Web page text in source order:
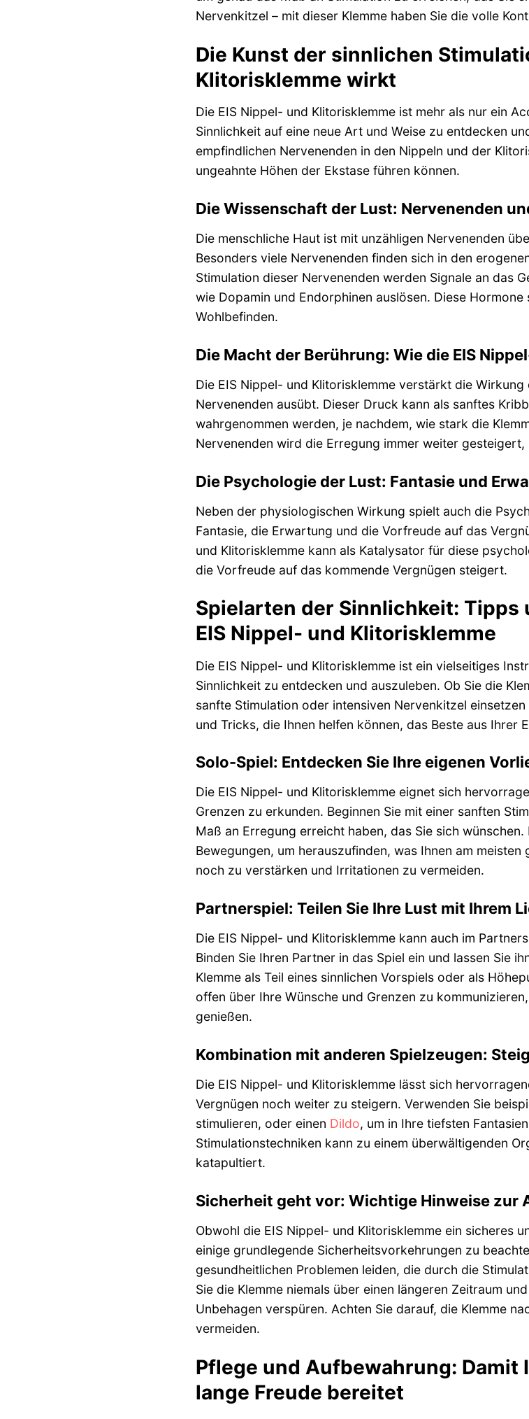
Nervenkitzel – mit dieser Klemme haben Sie die volle
Die Kunst der sinnlichen
Klitorisklemme wirkt
Die EIS Nippel- und Klitorisklemme ist mehr als nur ein
Sinnlichkeit auf eine neue Art und Weise zu entdecken
empfindlichen Nervenenden in den Nippeln und der
ungeahnte Höhen der Ekstase führen können.
Die Wissenschaft der Lust: Nervenenden
Die menschliche Haut ist mit unzähligen Nervenenden
Besonders viele Nervenenden finden sich in den
Stimulation dieser Nervenenden werden Signale an das
wie Dopamin und Endorphinen auslösen. Diese
Wohlbefinden.
Die Macht der Berührung: Wie die EIS
Die EIS Nippel- und Klitorisklemme verstärkt die
Nervenenden ausübt. Dieser Druck kann als sanftes
wahrgenommen werden, je nachdem, wie stark die
Nervenenden wird die Erregung immer weiter
Die Psychologie der Lust: Fantasie und
Neben der physiologischen Wirkung spielt auch die
Fantasie, die Erwartung und die Vorfreude auf das
und Klitorisklemme kann als Katalysator für diese
die Vorfreude auf das kommende Vergnügen steigert.
Spielarten der Sinnlichkeit:
EIS Nippel- und Klitorisklemme
Die EIS Nippel- und Klitorisklemme ist ein vielseitiges
Sinnlichkeit zu entdecken und auszuleben. Ob Sie die
sanfte Stimulation oder intensiven Nervenkitzel
und Tricks, die Ihnen helfen können, das Beste aus Ihrer
Solo-Spiel: Entdecken Sie Ihre eigenen
Die EIS Nippel- und Klitorisklemme eignet sich
Grenzen zu erkunden. Beginnen Sie mit einer sanften
Maß an Erregung erreicht haben, das Sie sich
Bewegungen, um herauszufinden, was Ihnen am
noch zu verstärken und Irritationen zu vermeiden.
Partnerspiel: Teilen Sie Ihre Lust mit Ihrem
Die EIS Nippel- und Klitorisklemme kann auch im
Binden Sie Ihren Partner in das Spiel ein und lassen Sie
Klemme als Teil eines sinnlichen Vorspiels oder als
offen über Ihre Wünsche und Grenzen zu
genießen.
Kombination mit anderen Spielzeugen:
Die EIS Nippel- und Klitorisklemme lässt sich
Vergnügen noch weiter zu steigern. Verwenden Sie
stimulieren, oder einen Dildo, um in Ihre tiefsten
Stimulationstechniken kann zu einem überwältigenden
katapultiert.
Sicherheit geht vor: Wichtige Hinweise zur
Obwohl die EIS Nippel- und Klitorisklemme ein sicheres
einige grundlegende Sicherheitsvorkehrungen zu
gesundheitlichen Problemen leiden, die durch die
Sie die Klemme niemals über einen längeren Zeitraum
Unbehagen verspüren. Achten Sie darauf, die Klemme
vermeiden.
Pflege und Aufbewahrung: Damit
lange Freude bereitet